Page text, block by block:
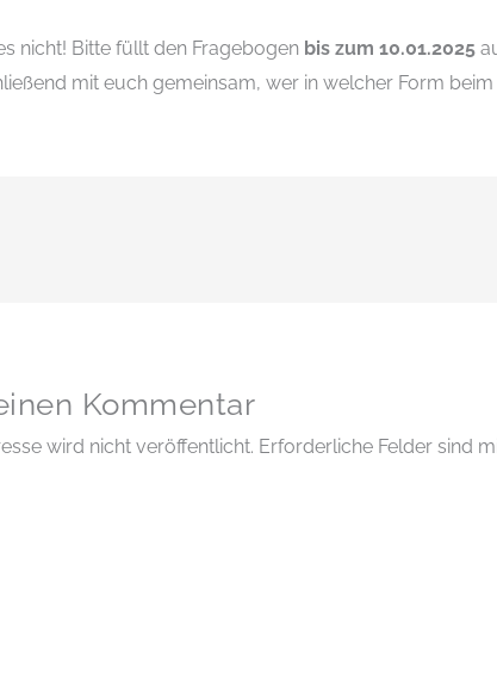
nicht! Bitte füllt den Fragebogen bis zum 10.01.2025
mit euch gemeinsam, wer in welcher Form
Kommentar
wird nicht veröffentlicht. Erforderliche Felder sind